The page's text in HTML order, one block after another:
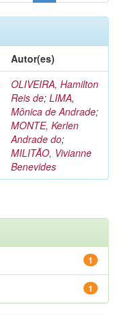
Autor(es)
OLIVEIRA, Hamilton
Reis de; LIMA,
Mônica de Andrade;
MONTE, Kerlen
Andrade do;
MILITÃO, Vivianne
Benevides
1
1